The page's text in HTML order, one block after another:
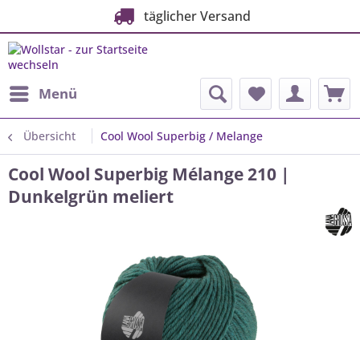
täglicher Versand
Menü
Übersicht Cool Wool Superbig / Melange
Cool Wool Superbig Mélange 210 |
Dunkelgrün meliert